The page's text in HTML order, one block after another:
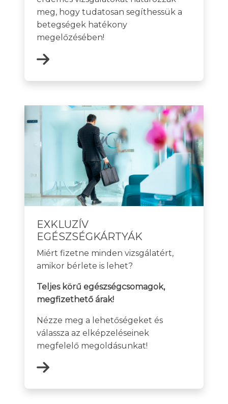
meg, hogy tudatosan segíthessük a
betegségek hatékony
megelőzésében!
EXKLUZÍV
EGÉSZSÉGKÁRTYÁK
Miért fizetne minden vizsgálatért,
amikor bérlete is lehet?
Teljes körű egészségcsomagok,
megfizethető árak!
Nézze meg a lehetőségeket és
válassza az elképzeléseinek
megfelelő megoldásunkat!